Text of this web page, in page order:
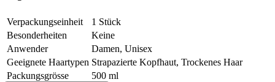
Verpackungseinheit
1 Stück
Besonderheiten
Keine
Anwender
Damen, Unisex
Geeignete Haartypen Strapazierte Kopfhaut, Trockenes Haar
Packungsgrösse
500 ml